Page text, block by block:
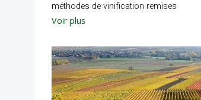
méthodes de vinification remises
Voir plus